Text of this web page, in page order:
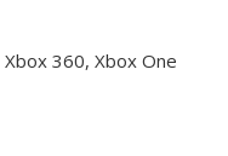
360, Xbox One